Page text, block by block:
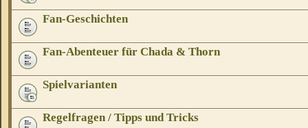
Fan-Geschichten
Fan-Abenteuer für Chada & Thorn
Spielvarianten
Regelfragen / Tipps und Tricks